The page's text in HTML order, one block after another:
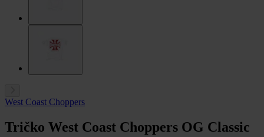
West Coast Choppers
Tričko West Coast Choppers OG Classic